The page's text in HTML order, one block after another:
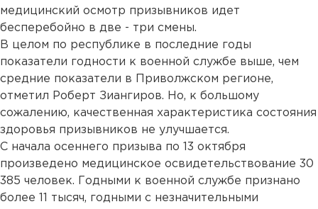
медицинский осмотр призывников идет
бесперебойно в две - три смены.
В целом по республике в последние годы
показатели годности к военной службе выше, чем
средние показатели в Приволжском регионе,
отметил Роберт Зиангиров. Но, к большому
сожалению, качественная характеристика состояния
здоровья призывников не улучшается.
С начала осеннего призыва по 13 октября
произведено медицинское освидетельствование 30
385 человек. Годными к военной службе признано
более 11 тысяч, годными с незначительными